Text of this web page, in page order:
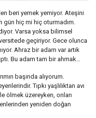
beri yemek yemiyor. Ateşini
gün hiç mi hiç oturmadım.
Varsa yoksa bilimsel
geçiriyor. Gece olunca
Ahraz bir adam var artık
Bu adam tam bir ahmak…
başında alıyorum.
Tıpkı yaşlılıktan avı
ölmek üzereyken, onları
yeniden doğan